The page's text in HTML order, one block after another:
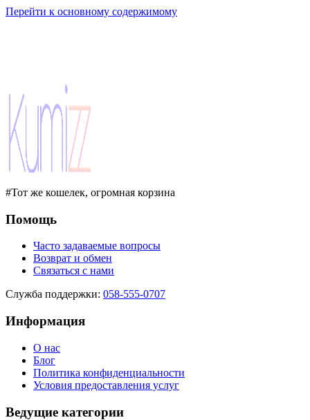
Перейти к основному содержимому
#Тот же кошелек, огромная корзина
Помощь
Часто задаваемые вопросы
Возврат и обмен
Связаться с нами
Служба поддержки: 058-555-0707
Информация
О нас
Блог
Политика конфиденциальности
Условия предоставления услуг
Ведущие категории